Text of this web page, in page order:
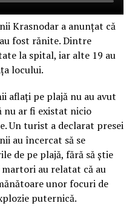
Krasnodar a anunțat că
fost rănite. Dintre
la spital, iar alte 19 au
locului.
aflați pe plajă nu au avut
nu ar fi existat nicio
Un turist a declarat presei
au încercat să se
de pe plajă, fără să știe
au relatat că au
unor focuri de
puternică.